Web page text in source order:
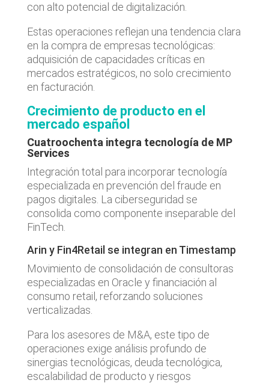
con alto potencial de digitalización.
Estas operaciones reflejan una tendencia clara
en la compra de empresas tecnológicas:
adquisición de capacidades críticas en
mercados estratégicos, no solo crecimiento
en facturación.
Crecimiento de producto en el
mercado español
Cuatroochenta integra tecnología de MP
Services
Integración total para incorporar tecnología
especializada en prevención del fraude en
pagos digitales. La ciberseguridad se
consolida como componente inseparable del
FinTech.
Arin y Fin4Retail se integran en Timestamp
Movimiento de consolidación de consultoras
especializadas en Oracle y financiación al
consumo retail, reforzando soluciones
verticalizadas.
Para los asesores de M&A, este tipo de
operaciones exige análisis profundo de
sinergias tecnológicas, deuda tecnológica,
escalabilidad de producto y riesgos